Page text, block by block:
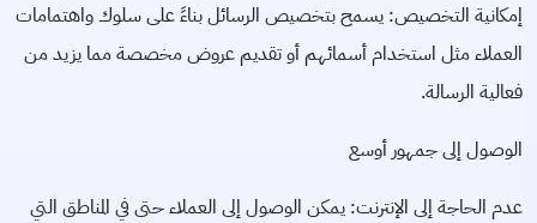
إمكانية التخصيص: يسمح بتخصيص الرسائل بناءً على سلوك واهتمامات
العملاء مثل استخدام أسمائهم أو تقديم عروض مخصصة مما يزيد من
فعالية الرسالة.
الوصول إلى جمهور أوسع
عدم الحاجة إلى الإنترنت: يمكن الوصول إلى العملاء حتى في المناطق التي